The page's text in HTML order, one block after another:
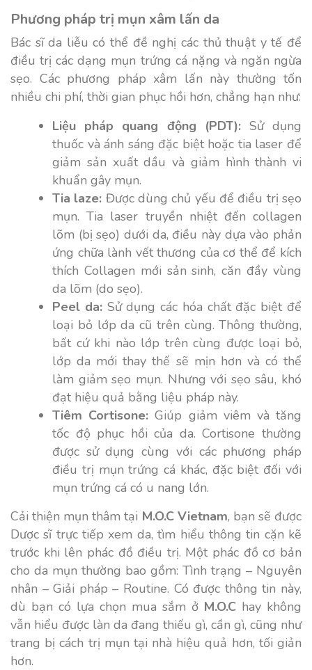
Phương pháp trị mụn xâm lấn da
Bác sĩ da liễu có thể đề nghị các thủ thuật y tế để
điều trị các dạng mụn trứng cá nặng và ngăn ngừa
sẹo. Các phương pháp xâm lấn này thường tốn
nhiều chi phí, thời gian phục hồi hơn, chẳng hạn như:
Liệu pháp quang động (PDT):Sử dụng
thuốc và ánh sáng đặc biệt hoặc tia laser để
giảm sản xuất dầu và giảm hình thành vi
khuẩn gây mụn.
Tia laze: Được dùng chủ yếu để điều trị sẹo
mụn. Tia laser truyền nhiệt đến collagen
lõm (bị sẹo) dưới da, điều này dựa vào phản
ứng chữa lành vết thương của cơ thể để kích
thích Collagen mới sản sinh, căn đầy vùng
da lõm (do sẹo).
Peel da:Sử dụng các hóa chất đặc biệt để
loại bỏ lớp da cũ trên cùng. Thông thường,
bất cứ khi nào lớp trên cùng được loại bỏ,
lớp da mới thay thế sẽ mịn hơn và có thể
làm giảm sẹo mụn. Nhưng với sẹo sâu, khó
đạt hiệu quả bằng liệu pháp này.
Tiêm Cortisone:Giúp giảm viêm và tăng
tốc độ phục hồi của da. Cortisone thường
được sử dụng cùng với các phương pháp
điều trị mụn trứng cá khác, đặc biệt đối với
mụn trứng cá có u nang lớn.
Cải thiện mụn thâm tại M.O.C Vietnam, bạn sẽ được
Dược sĩ trực tiếp xem da, tìm hiểu thông tin cặn kẽ
trước khi lên phác đồ điều trị. Một phác đồ cơ bản
cho da mụn thường bao gồm: Tình trạng – Nguyên
nhân – Giải pháp – Routine. Có được thông tin này,
dù bạn có lựa chọn mua sắm ở M.O.C hay không
vẫn hiểu được làn da đang thiếu gì, cần gì, cũng như
trang bịcách trị mụn tại nhà hiệu quả hơn, tối giản
hơn.